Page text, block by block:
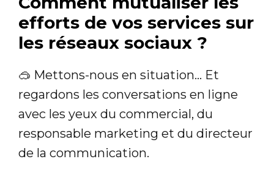
efforts de vos services sur
les réseaux sociaux ?
🥽‍ Mettons-nous en situation... Et
regardons les conversations en ligne
avec les yeux du commercial, du
responsable marketing et du directeur
de la communication.